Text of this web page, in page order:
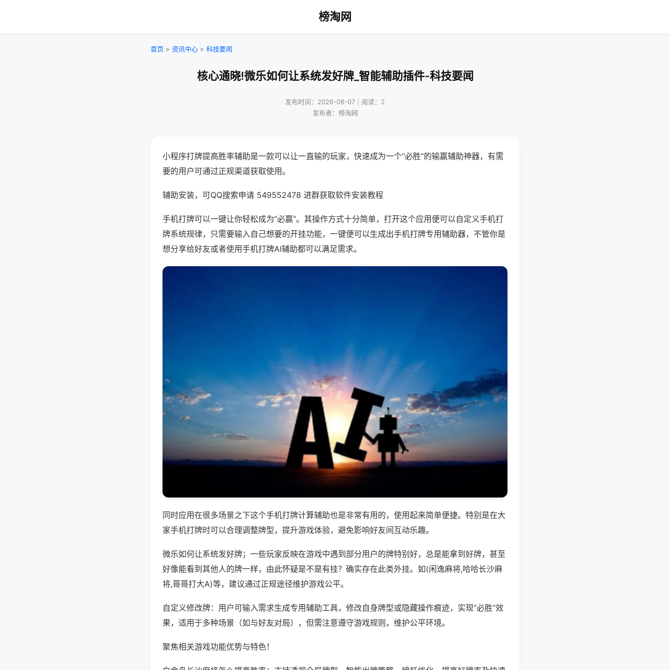
榜淘网
首页 > 资讯中心 > 科技要闻
核心通晓!微乐如何让系统发好牌_智能辅助插件-科技要闻
发布时间：2026-08-07｜阅读：2
发布者：榜淘网
小程序打牌提高胜率辅助是一款可以让一直输的玩家，快速成为一个“必胜”的输赢辅助神器，有需
要的用户可通过正规渠道获取使用。
辅助安装，可QQ搜索申请 549552478 进群获取软件安装教程
手机打牌可以一键让你轻松成为“必赢”。其操作方式十分简单，打开这个应用便可以自定义手机打
牌系统规律，只需要输入自己想要的开挂功能，一键便可以生成出手机打牌专用辅助器，不管你是
想分享给好友或者使用手机打牌AI辅助都可以满足需求。
同时应用在很多场景之下这个手机打牌计算辅助也是非常有用的，使用起来简单便捷。特别是在大
家手机打牌时可以合理调整牌型，提升游戏体验，避免影响好友间互动乐趣。
微乐如何让系统发好牌；一些玩家反映在游戏中遇到部分用户的牌特别好，总是能拿到好牌，甚至
好像能看到其他人的牌一样，由此怀疑是不是有挂？确实存在此类外挂。如(闲逸麻将,哈哈长沙麻
将,哥哥打大A)等，建议通过正规途径维护游戏公平。
自定义修改牌：用户可输入需求生成专用辅助工具，修改自身牌型或隐藏操作痕迹，实现“必胜”效
果，适用于多种场景（如与好友对局），但需注意遵守游戏规则，维护公平环境。
聚焦相关游戏功能优势与特色！